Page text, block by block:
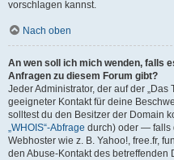
vorschlagen kannst.
Nach oben
An wen soll ich mich wenden, falls
Anfragen zu diesem Forum gibt?
Jeder Administrator, der auf der „Das
geeigneter Kontakt für deine
solltest du den Besitzer der Domain
„WHOIS“-Abfrage durch) oder — falls
Webhoster wie z. B. Yahoo!, free.fr,
den Abuse-Kontakt des betreffenden